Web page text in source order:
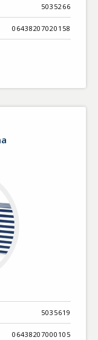
5035266
06438207020158
5035619
06438207000105